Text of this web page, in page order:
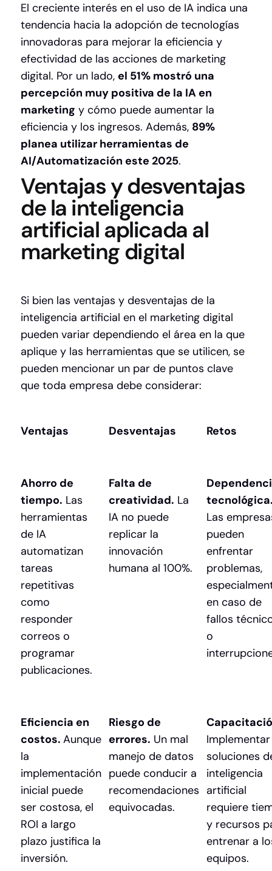
El creciente interés en el uso de IA indica una
tendencia hacia la adopción de tecnologías
innovadoras para mejorar la eficiencia y
efectividad de las acciones de marketing
digital. Por un lado, el 51% mostró una
percepción muy positiva de la IA en
marketing y cómo puede aumentar la
eficiencia y los ingresos. Además, 89%
planea utilizar herramientas de
AI/Automatización este 2025.
Ventajas y desventajas
de la inteligencia
artificial aplicada al
marketing digital
Si bien las ventajas y desventajas de la
inteligencia artificial en el marketing digital
pueden variar dependiendo el área en la que
aplique y las herramientas que se utilicen, se
pueden mencionar un par de puntos clave
que toda empresa debe considerar:
Ventajas Desventajas Retos
Ahorro de
tiempo. Las
herramientas
de IA
automatizan
tareas
repetitivas
como
responder
correos o
programar
publicaciones.
Falta de
creatividad. La
IA no puede
replicar la
innovación
humana al 100%.
Las
pueden
enfrentar
problemas,
en caso de
fallos
o
Eficiencia en
costos. Aunque
la
implementación
inicial puede
ser costosa, el
ROI a largo
plazo justifica la
inversión.
Riesgo de
errores. Un mal
manejo de datos
puede conducir a
recomendaciones
equivocadas.
Implementar
soluciones
inteligencia
artificial
requiere
y recursos
entrenar a
equipos.